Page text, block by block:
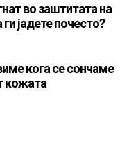
во заштитата на
јадете почесто?
кога се сончаме
кожата